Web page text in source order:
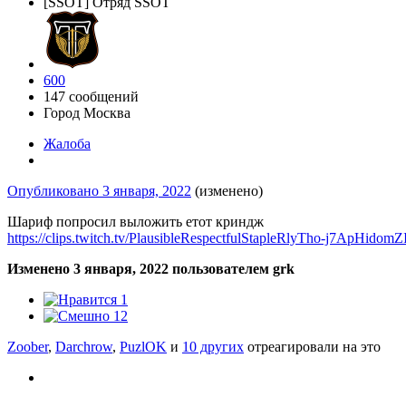
600
147 сообщений
Город Москва
Жалоба
Опубликовано 3 января, 2022 (изменено)
Шариф попросил выложить етот криндж
https://clips.twitch.tv/PlausibleRespectfulStapleRlyTho-
Изменено 3 января, 2022 пользователем grk
1
12
Zoober, Darchrow, PuzlOK и 10 других отреагировали на это